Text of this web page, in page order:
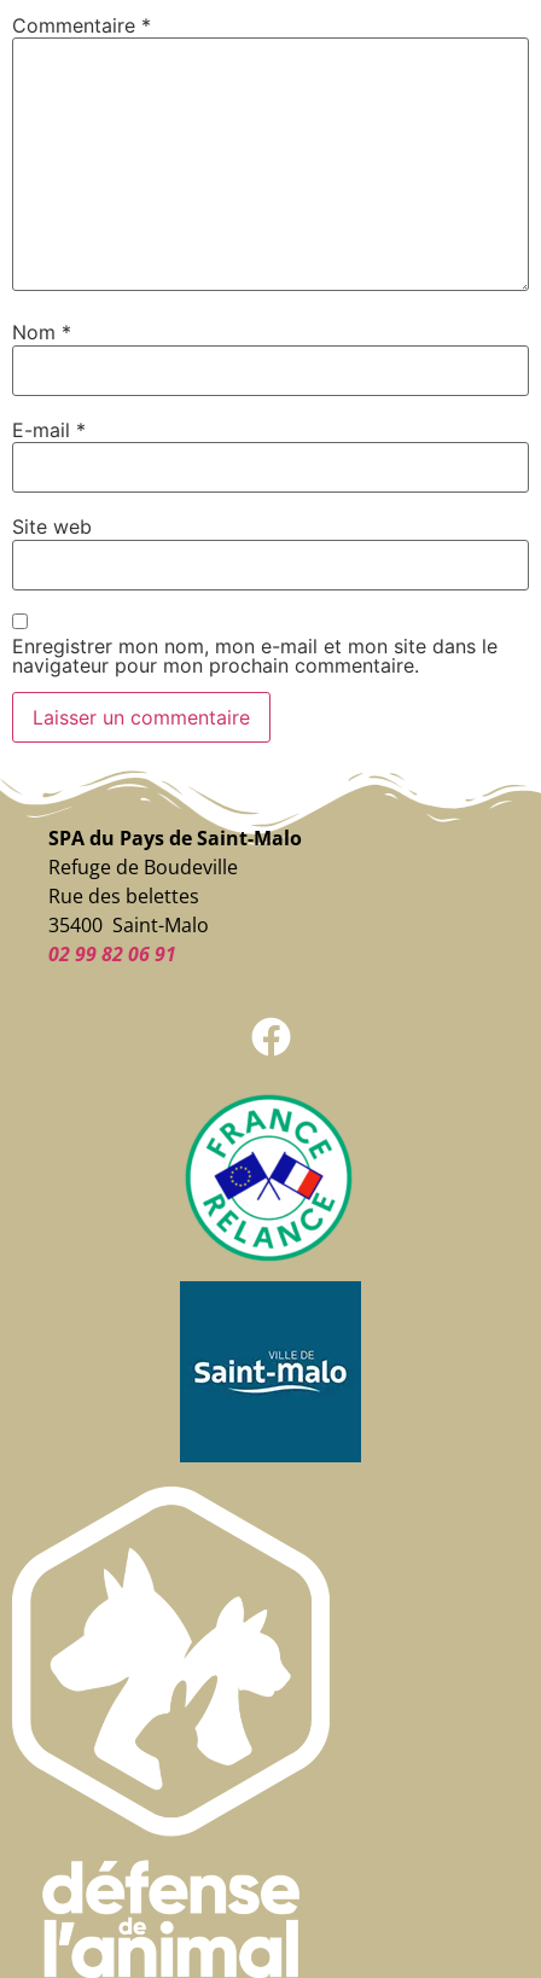
Commentaire *
Nom *
E-mail *
Site web
Enregistrer mon nom, mon e-mail et mon site dans le
navigateur pour mon prochain commentaire.
SPA du Pays de Saint-Malo
Refuge de Boudeville
Rue des belettes
35400 Saint-Malo
02 99 82 06 91